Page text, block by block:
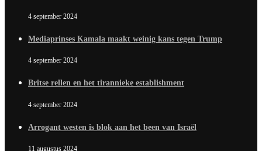
4 september 2024
Mediaprinses Kamala maakt weinig kans tegen Trump
4 september 2024
Britse rellen en het tirannieke establishment
4 september 2024
Arrogant westen is blok aan het been van Israël
11 augustus 2024